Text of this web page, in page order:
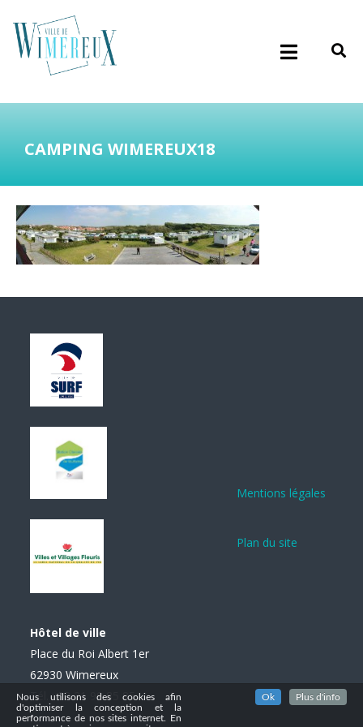
CAMPING WIMEREUX18
Hôtel de ville
Place du Roi Albert 1er
62930 Wimereux
Tél. : 03 21 99 85 85
Mentions légales
Plan du site
Nous utilisons des cookies afin
d'optimiser la conception et la
performance de nos sites internet. En
Ok Plus d'info